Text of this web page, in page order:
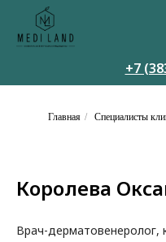
+7
Главная / Специалисты
Королева
Врач-дерматовенеролог,